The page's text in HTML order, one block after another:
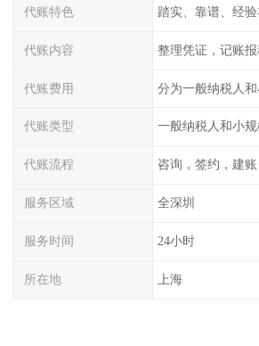
代账特色 踏实、靠谱、经
代账内容
代账费用
代账类型 一般纳税人和小
代账流程
服务区域 全深圳
服务时间 24小时
所在地 上海